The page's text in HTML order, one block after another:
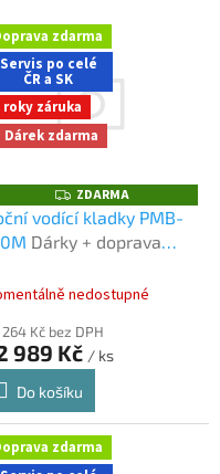
zdarma
Servis po celé
ČR a SK
roky záruka
Dárek zdarma
Z
D
A
R
M
ZDARMA
vodící kladky PMB-
Dárky + doprava
nedostupné
Kč bez DPH
989 Kč / ks
Do košíku
zdarma